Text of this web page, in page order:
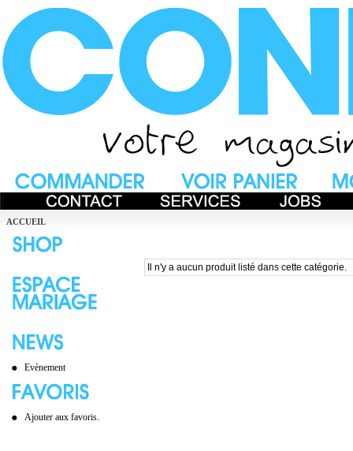
ACCUEIL
Evènement
Ajouter aux favoris.
Il n'y a aucun produit listé dans cette catégorie.